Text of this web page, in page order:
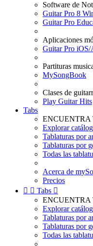
Software de
Guitar Pro 8
Guitar Pro
Aplicaciones
Guitar Pro iOS/
Partituras
MySongBook
Clases de
Play Guitar Hits
Tabs
ENCUENTRA
Explorar
Tablaturas por
Tablaturas por
Todas las
Acerca de
Precios
  Tabs 
ENCUENTRA
Explorar
Tablaturas por
Tablaturas por
Todas las